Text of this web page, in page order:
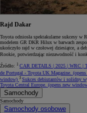
Rajd Dakar
Toyota odniosła spektakularne sukcesy
modelem GR DKR Hilux w barwach
ukończyło rajd w czołowej dziesiątce, a
Rookie, potwierdzając niezawodność i
Źródło: 1 CAR DETAILS | 2025 | WRC |
de Portugal - Toyota UK Magazine.
window) 3 Sukces debiutantów i solidny
Toyota Central Europe. (opens new
Samochody
Samochody
Samochody osobowe